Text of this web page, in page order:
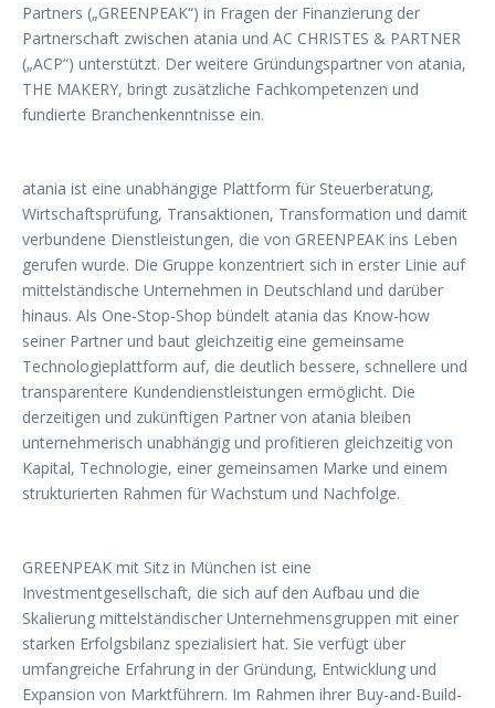
Partners („GREENPEAK“) in Fragen der Finanzierung der
Partnerschaft zwischen atania und AC CHRISTES & PARTNER
(„ACP“) unterstützt. Der weitere Gründungspartner von atania,
THE MAKERY, bringt zusätzliche Fachkompetenzen und
fundierte Branchenkenntnisse ein.
atania ist eine unabhängige Plattform für Steuerberatung,
Wirtschaftsprüfung, Transaktionen, Transformation und damit
verbundene Dienstleistungen, die von GREENPEAK ins Leben
gerufen wurde. Die Gruppe konzentriert sich in erster Linie auf
mittelständische Unternehmen in Deutschland und darüber
hinaus. Als One-Stop-Shop bündelt atania das Know-how
seiner Partner und baut gleichzeitig eine gemeinsame
Technologieplattform auf, die deutlich bessere, schnellere und
transparentere Kundendienstleistungen ermöglicht. Die
derzeitigen und zukünftigen Partner von atania bleiben
unternehmerisch unabhängig und profitieren gleichzeitig von
Kapital, Technologie, einer gemeinsamen Marke und einem
strukturierten Rahmen für Wachstum und Nachfolge.
GREENPEAK mit Sitz in München ist eine
Investmentgesellschaft, die sich auf den Aufbau und die
Skalierung mittelständischer Unternehmensgruppen mit einer
starken Erfolgsbilanz spezialisiert hat. Sie verfügt über
umfangreiche Erfahrung in der Gründung, Entwicklung und
Expansion von Marktführern. Im Rahmen ihrer Buy-and-Build-